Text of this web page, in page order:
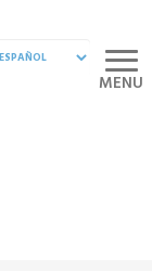
MENU